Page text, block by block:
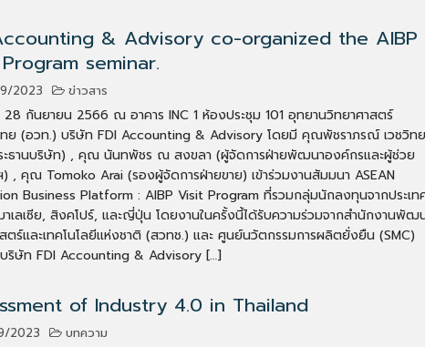
& Advisory co-organized the AIBP
seminar.
2023 ข่าวสาร
28 กันยายน 2566 ณ อาคาร INC 1 ห้องประชุม 101 อุทยานวิทยาศาสตร์
ทย (อวท.) บริษัท FDI Accounting & Advisory โดยมี คุณพัชราภรณ์ เวชวิท
ะธานบริษัท) , คุณ นันทพัชร ณ สงขลา (ผู้จัดการฝ่ายพัฒนาองค์กรและผู้ช่วย
) , คุณ Tomoko Arai (รองผู้จัดการฝ่ายขาย) เข้าร่วมงานสัมมนา ASEAN
Business Platform : AIBP Visit Program ที่รวมกลุ่มนักลงทุนจากประเท
าเลเซีย, สิงคโปร์, และญี่ปุ่น โดยงานในครั้งนี้ได้รับความร่วมจากสำนักงานพัฒ
ตร์และเทคโนโลยีแห่งชาติ (สวทช.) และ ศูนย์นวัตกรรมการผลิตยั่งยืน (SMC)
ริษัท FDI Accounting & Advisory […]
of Industry 4.0 in Thailand
2023 บทความ